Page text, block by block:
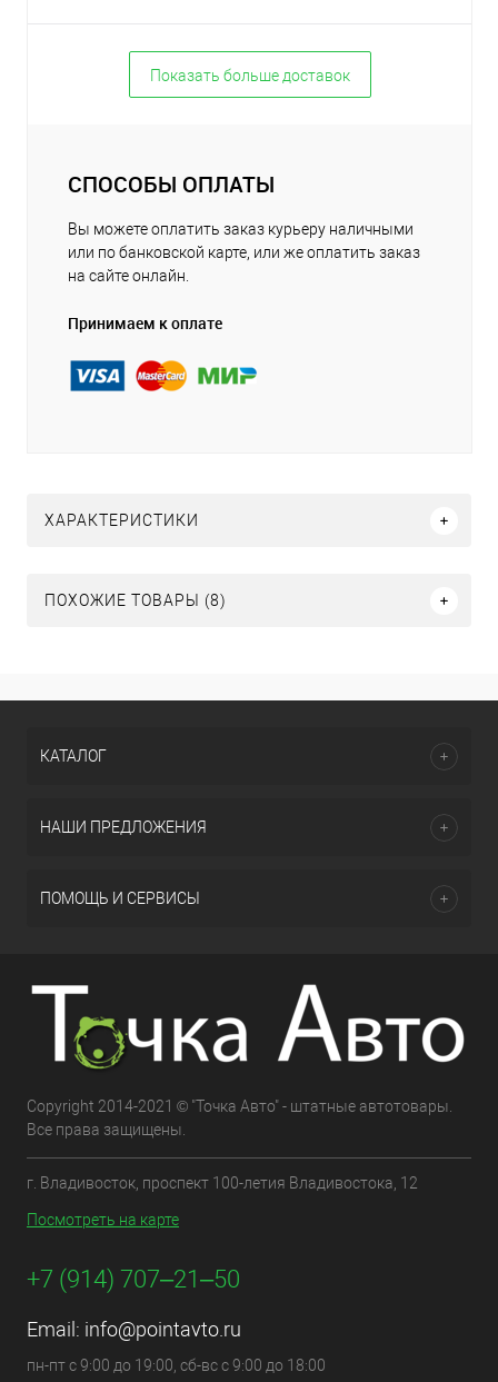
Показать больше доставок
СПОСОБЫ ОПЛАТЫ
Вы можете оплатить заказ курьеру наличными
или по банковской карте, или же оплатить заказ
на сайте онлайн.
Принимаем к оплате
ХАРАКТЕРИСТИКИ
ПОХОЖИЕ ТОВАРЫ (8)
КАТАЛОГ
НАШИ ПРЕДЛОЖЕНИЯ
ПОМОЩЬ И СЕРВИСЫ
Copyright 2014-2021 © "Точка Авто" - штатные автотовары.
Все права защищены.
г. Владивосток, проспект 100-летия Владивостока, 12
Посмотреть на карте
+7 (914) 707‒21‒50
Email: info@pointavto.ru
пн-пт с 9:00 до 19:00, сб-вс с 9:00 до 18:00